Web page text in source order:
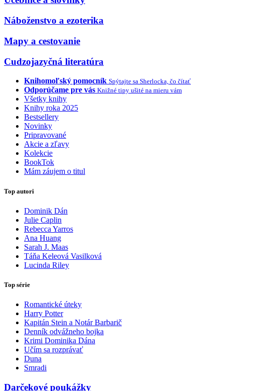
Náboženstvo a ezoterika
Mapy a cestovanie
Cudzojazyčná literatúra
Knihomoľský pomocník Spýtajte sa Sherlocka, čo čítať
Odporúčame pre vás Knižné tipy ušité na mieru vám
Všetky knihy
Knihy roka 2025
Bestsellery
Novinky
Pripravované
Akcie a zľavy
Kolekcie
BookTok
Mám záujem o titul
Top autori
Dominik Dán
Julie Caplin
Rebecca Yarros
Ana Huang
Sarah J. Maas
Táňa Keleová Vasilková
Lucinda Riley
Top série
Romantické úteky
Harry Potter
Kapitán Stein a Notár Barbarič
Denník odvážneho bojka
Krimi Dominika Dána
Učím sa rozprávať
Duna
Smradi
Darčekové poukážky